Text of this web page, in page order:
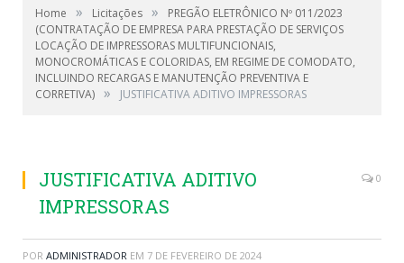
Home » Licitações »
PREGÃO ELETRÔNICO Nº 011/2023
(CONTRATAÇÃO DE EMPRESA PARA PRESTAÇÃO DE SERVIÇOS
LOCAÇÃO DE IMPRESSORAS MULTIFUNCIONAIS,
MONOCROMÁTICAS E COLORIDAS, EM REGIME DE COMODATO,
INCLUINDO RECARGAS E MANUTENÇÃO PREVENTIVA E
CORRETIVA) » JUSTIFICATIVA ADITIVO IMPRESSORAS
JUSTIFICATIVA ADITIVO
IMPRESSORAS
0
POR ADMINISTRADOR EM 7 DE FEVEREIRO DE 2024